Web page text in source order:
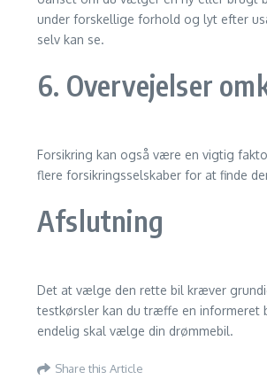
under forskellige forhold og lyt efter
selv kan se.
6. Overvejelser
Forsikring kan også være en vigtig
flere forsikringsselskaber for at finde
Afslutning
Det at vælge den rette bil kræver
testkørsler kan du træffe en informeret
endelig skal vælge din drømmebil.
Share this Article